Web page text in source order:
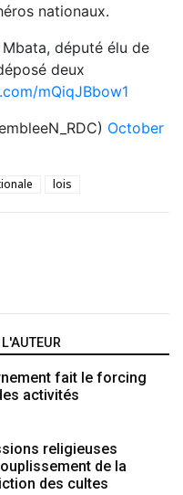
nationaux.
député élu de
deux
mQiqJBbow1
October
lois
fait le forcing
activités
religieuses
de la
des cultes